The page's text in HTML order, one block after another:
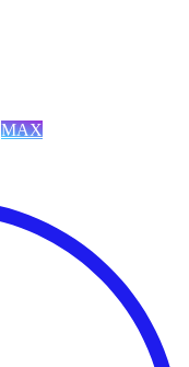
MAX